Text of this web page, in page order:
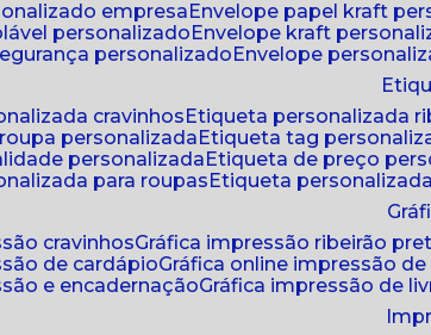
empresa
envelope papel kraft
personalizado
envelope kraft
personalizado
envelope
cravinhos
etiqueta personalizada
personalizada
etiqueta tag
personalizada
etiqueta de preço
para roupas
etiqueta personalizada
cravinhos
gráfica impressão ribeirão
de cardápio
gráfica online impressão
e encadernação
gráfica impressão de